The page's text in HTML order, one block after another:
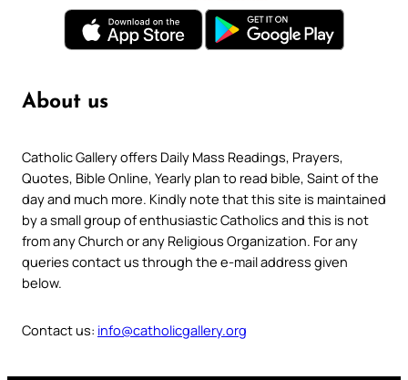
About us
Catholic Gallery offers Daily Mass Readings, Prayers,
Quotes, Bible Online, Yearly plan to read bible, Saint of the
day and much more. Kindly note that this site is maintained
by a small group of enthusiastic Catholics and this is not
from any Church or any Religious Organization. For any
queries contact us through the e-mail address given
below.
Contact us: info@catholicgallery.org